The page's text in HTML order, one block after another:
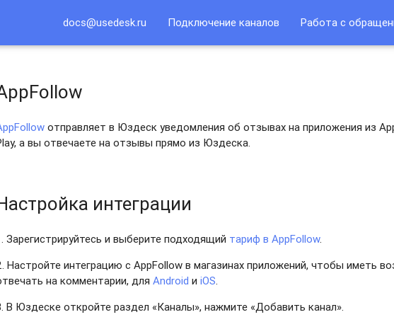
docs@usedesk.ru Подключение каналов Работа с
отправляет в Юздеск уведомления об отзывах на приложения из
а вы отвечаете на отзывы прямо из Юздеска.
интеграции
Зарегистрируйтесь и выберите подходящий тариф в AppFollow.
Настройте интеграцию с AppFollow в магазинах приложений, чтобы иметь
на комментарии, дляAndroid иiOS.
В Юздеске откройте раздел «Каналы», нажмите «Добавить канал».